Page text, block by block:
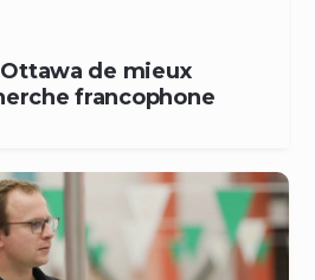
Ottawa de mieux
francophone